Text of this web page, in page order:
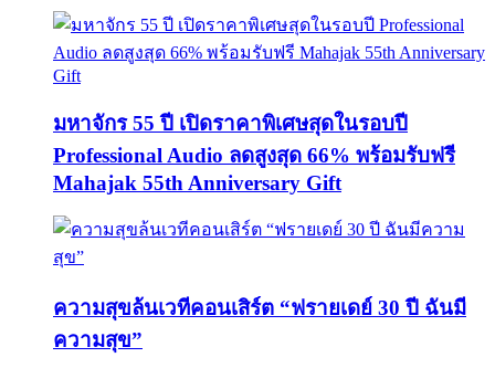
มหาจักร 55 ปี เปิดราคาพิเศษสุดในรอบปี
Professional Audio ลดสูงสุด 66% พร้อมรับฟรี
Mahajak 55th Anniversary Gift
ความสุขล้นเวทีคอนเสิร์ต “ฟรายเดย์ 30 ปี ฉันมี
ความสุข”